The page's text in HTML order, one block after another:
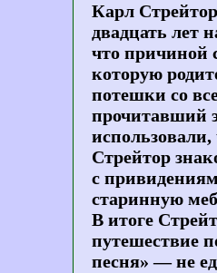
Карл
двадцать лет
что причиной
которую
потешки со
прочитавший
Стрейтор
с
старинную
В итоге
путешествие
песня» — не